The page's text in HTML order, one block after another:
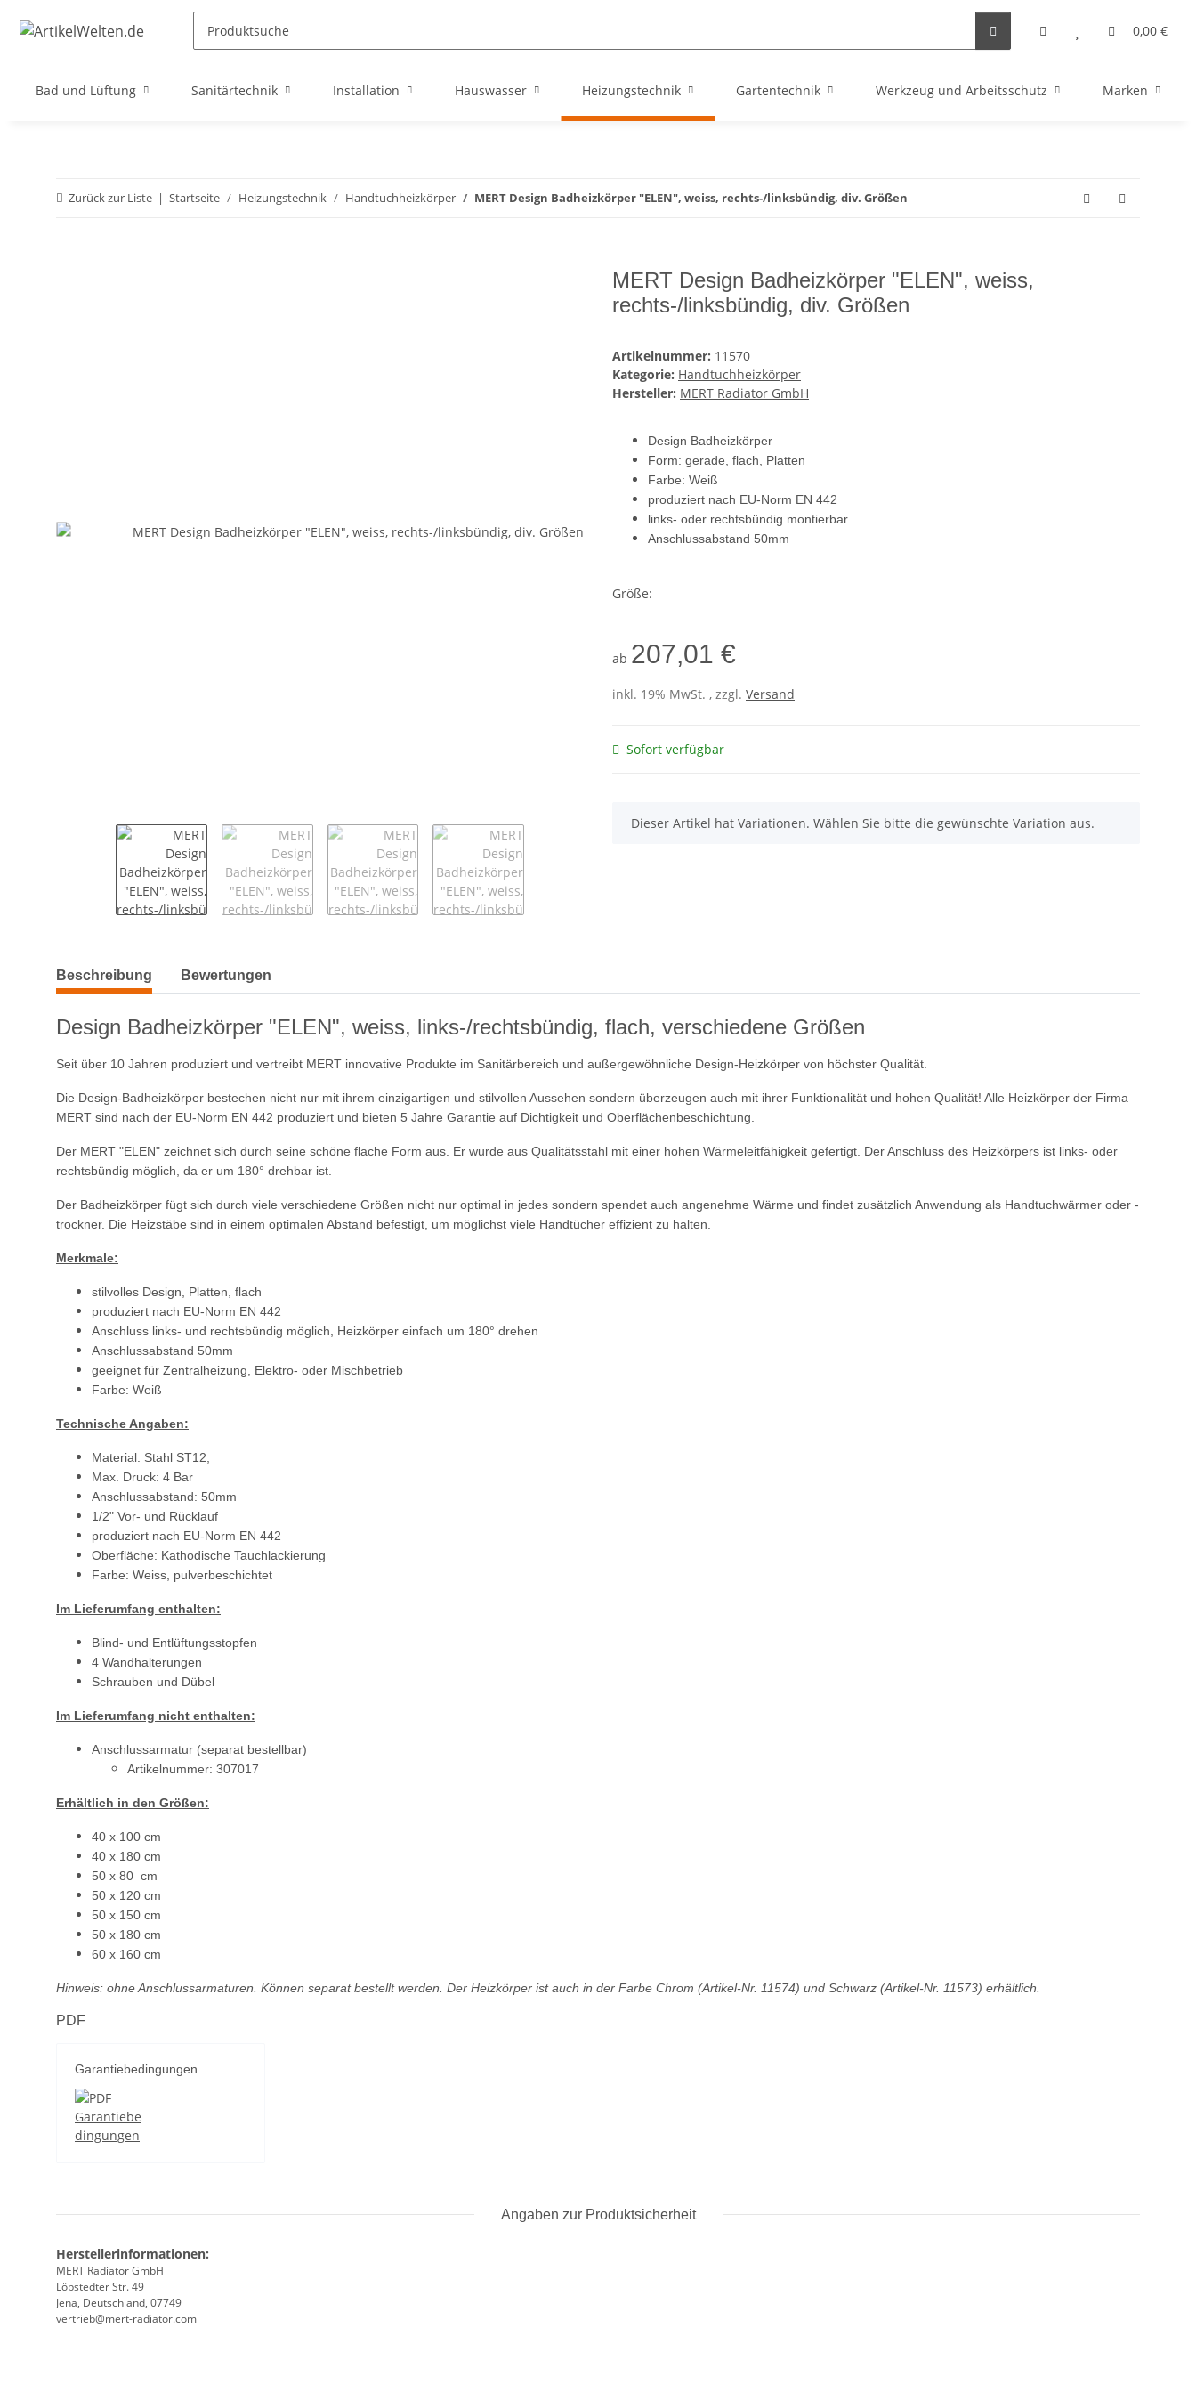
0,00 €
Bad und Lüftung Sanitärtechnik Installation Hauswasser Heizungstechnik Gartentechnik Werkzeug und Arbeitsschutz Marken
Zurück zur Liste Startseite Heizungstechnik Handtuchheizkörper MERT Design Badheizkörper "ELEN", weiss, rechts-/linksbündig, div. Größen
MERT Design Badheizkörper "ELEN", weiss,
rechts-/linksbündig, div. Größen
Artikelnummer: 11570
Kategorie: Handtuchheizkörper
Hersteller: MERT Radiator GmbH
Design Badheizkörper
Form: gerade, flach, Platten
Farbe: Weiß
produziert nach EU-Norm EN 442
links- oder rechtsbündig montierbar
Anschlussabstand 50mm
Größe:
ab 207,01 €
inkl. 19% MwSt. , zzgl. Versand
Sofort verfügbar
x
Dieser Artikel hat Variationen. Wählen Sie bitte die gewünschte Variation aus.
weitere Registerkarten anzeigen
Beschreibung Bewertungen
Design Badheizkörper "ELEN", weiss, links-/rechtsbündig, flach, verschiedene Größen
Seit über 10 Jahren produziert und vertreibt MERT innovative Produkte im Sanitärbereich und außergewöhnliche Design-Heizkörper von höchster Qualität.
Die Design-Badheizkörper bestechen nicht nur mit ihrem einzigartigen und stilvollen Aussehen sondern überzeugen auch mit ihrer Funktionalität und hohen Qualität! Alle Heizkörper der Firma
MERT sind nach der EU-Norm EN 442 produziert und bieten 5 Jahre Garantie auf Dichtigkeit und Oberflächenbeschichtung.
Der MERT "ELEN" zeichnet sich durch seine schöne flache Form aus. Er wurde aus Qualitätsstahl mit einer hohen Wärmeleitfähigkeit gefertigt. Der Anschluss des Heizkörpers ist links- oder
rechtsbündig möglich, da er um 180° drehbar ist.
Der Badheizkörper fügt sich durch viele verschiedene Größen nicht nur optimal in jedes sondern spendet auch angenehme Wärme und findet zusätzlich Anwendung als Handtuchwärmer oder -
trockner. Die Heizstäbe sind in einem optimalen Abstand befestigt, um möglichst viele Handtücher effizient zu halten.
Merkmale:
stilvolles Design, Platten, flach
produziert nach EU-Norm EN 442
Anschluss links- und rechtsbündig möglich, Heizkörper einfach um 180° drehen
Anschlussabstand 50mm
geeignet für Zentralheizung, Elektro- oder Mischbetrieb
Farbe: Weiß
Technische Angaben:
Material: Stahl ST12,
Max. Druck: 4 Bar
Anschlussabstand: 50mm
1/2" Vor- und Rücklauf
produziert nach EU-Norm EN 442
Oberfläche: Kathodische Tauchlackierung
Farbe: Weiss, pulverbeschichtet
Im Lieferumfang enthalten:
Blind- und Entlüftungsstopfen
4 Wandhalterungen
Schrauben und Dübel
Im Lieferumfang nicht enthalten:
Anschlussarmatur (separat bestellbar)
Artikelnummer: 307017
Erhältlich in den Größen:
40 x 100 cm
40 x 180 cm
50 x 80 cm
50 x 120 cm
50 x 150 cm
50 x 180 cm
60 x 160 cm
Hinweis: ohne Anschlussarmaturen. Können separat bestellt werden. Der Heizkörper ist auch in der Farbe Chrom (Artikel-Nr. 11574) und Schwarz (Artikel-Nr. 11573) erhältlich.
PDF
Garantiebedingungen
Garantiebe
dingungen
Angaben zur Produktsicherheit
Herstellerinformationen:
MERT Radiator GmbH
Löbstedter Str. 49
Jena, Deutschland, 07749
vertrieb@mert-radiator.com